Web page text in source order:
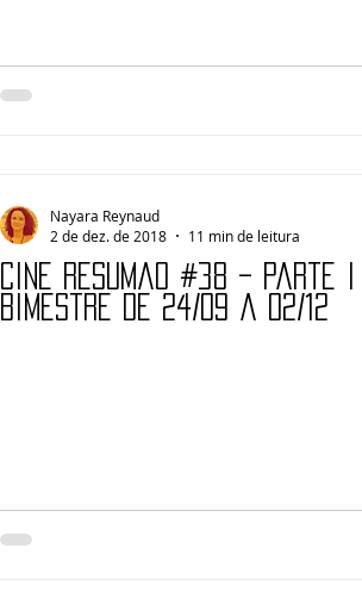
Cine Resumão #38 – Parte I |
Bimestre de 24/09 a 02/12
Nayara Reynaud
2 de dez. de 2018
11 min de leitura